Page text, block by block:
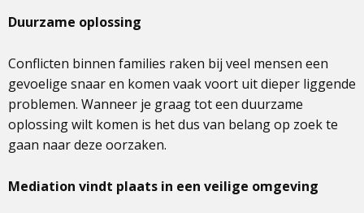
Duurzame oplossing
Conflicten binnen families raken bij veel mensen een
gevoelige snaar en komen vaak voort uit dieper liggende
problemen. Wanneer je graag tot een duurzame
oplossing wilt komen is het dus van belang op zoek te
gaan naar deze oorzaken.
Mediation vindt plaats in een veilige omgeving